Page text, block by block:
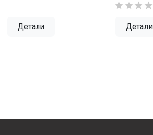
Детали
   
Детали